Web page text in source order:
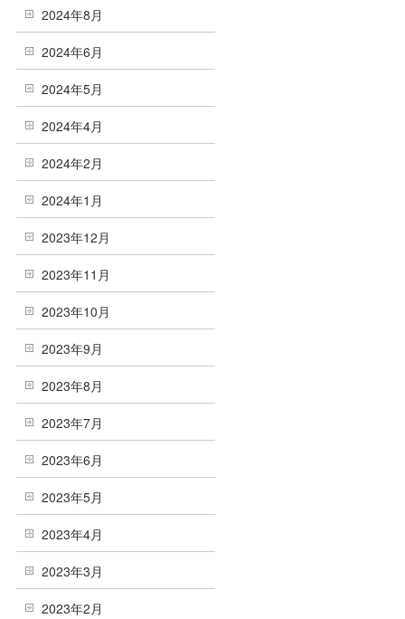
2024年8月
2024年6月
2024年5月
2024年4月
2024年2月
2024年1月
2023年12月
2023年11月
2023年10月
2023年9月
2023年8月
2023年7月
2023年6月
2023年5月
2023年4月
2023年3月
2023年2月